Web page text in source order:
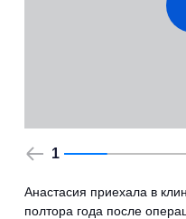
1
Анастасия приехала в
полтора года после